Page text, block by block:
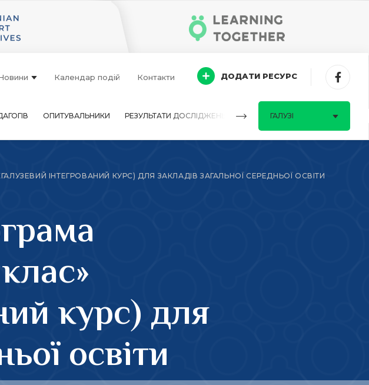
Календар подій Контакти ДОДАТИ РЕСУРС
ОПИТУВАЛЬНИКИ РЕЗУЛЬТАТИ ДОСЛІДЖЕНЬ ПИТАННЯ-ВІДПОВІДІ
ГАЛУЗІ
ІНТЕГРОВАНИЙ КУРС) ДЛЯ ЗАКЛАДІВ ЗАГАЛЬНОЇ СЕРЕДНЬОЇ ОСВІТИ
курс) для
освіти